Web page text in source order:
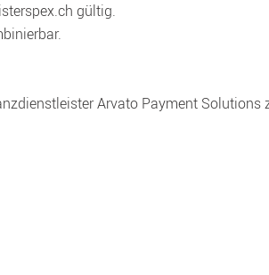
gültig.
Arvato Payment Solutions